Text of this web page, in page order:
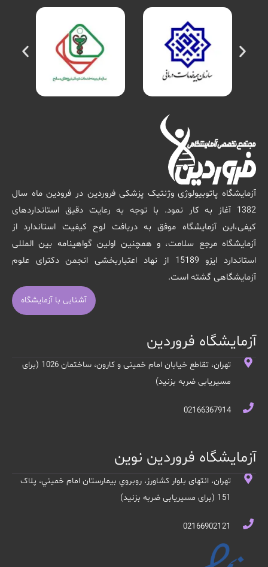
آزمایشگاه پاتوبیولوژی وژنتیک پزشکی فروردین در فرودین ماه سال
1382 آغاز به کار نمود. با توجه به رعایت دقیق استانداردهای
کیفی،این آزمایشگاه موفق به دریافت لوح کیفیت استاندارد از
آزمایشگاه مرجع سلامت، و همچنین اولین گواهینامه بین المللی
استاندارد ایزو 15189 از نهاد اعتباربخشی انجمن دکترای علوم
آزمایشگاهی گشته است.
آشنایی با آزمایشگاه
آزمایشگاه فروردین
تهران، تقاطع خیابان امام خمینی و کارون، ساختمان 1026 (برای
مسیریابی ضربه بزنید)
02166367914
آزمایشگاه فروردین نوین
تهران، انتهای بلوار کشاورز، روبروي بيمارستان امام خميني، پلاک
151 (برای مسیریابی ضربه بزنید)
02166902121